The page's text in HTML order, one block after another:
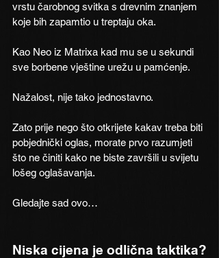
vrstu čarobnog svitka s drevnim znanjem
koje bih zapamtio u treptaju oka.
Kao Neo iz Matrixa kad mu se u sekundi
sve borbene vještine urežu u pamćenje.
Nažalost, nije tako jednostavno.
Zato prije nego što otkrijete kakav treba biti
pobjednički oglas, morate prvo razumjeti
što ne činiti kako ne biste završili u svijetu
lošeg oglašavanja.
Gledajte sad ovo…
Niska cijena je odlična taktika?